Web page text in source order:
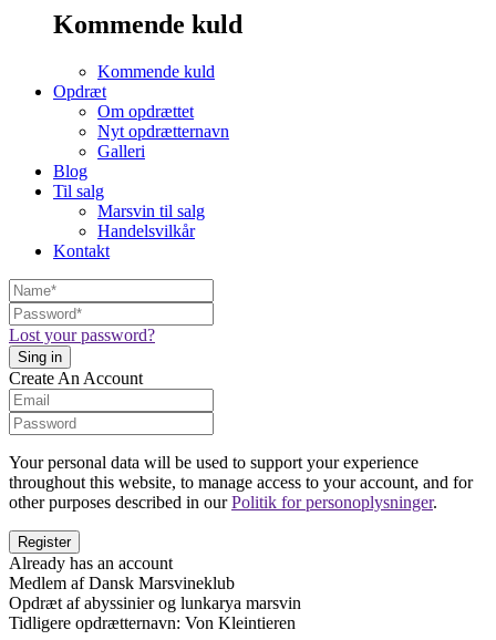
Kommende kuld
Kommende kuld
Opdræt
Om opdrættet
Nyt opdrætternavn
Galleri
Blog
Til salg
Marsvin til salg
Handelsvilkår
Kontakt
Lost your password?
Create An Account
Your personal data will be used to support your experience
throughout this website, to manage access to your account, and for
other purposes described in ourPolitik for personoplysninger.
Already has an account
Medlem af Dansk Marsvineklub
Opdræt af abyssinier og lunkarya marsvin
Tidligere opdrætternavn: Von Kleintieren